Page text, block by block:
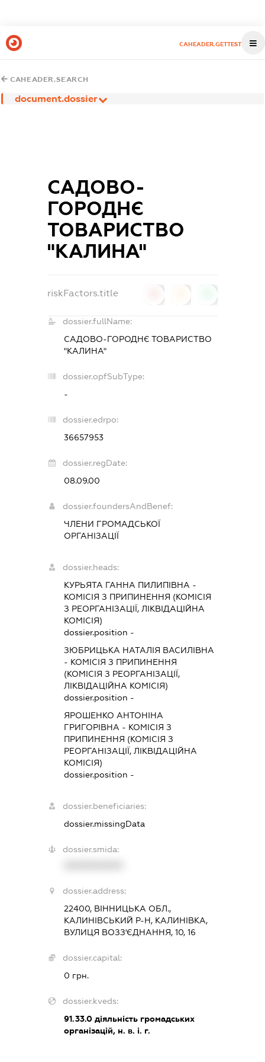
CAHEADER.GETTEST
CAHEADER.SEARCH
document.dossier
САДОВО-
ГОРОДНЄ
ТОВАРИСТВО
"КАЛИНА"
riskFactors.title
dossier.fullName:
САДОВО-ГОРОДНЄ ТОВАРИСТВО
"КАЛИНА"
dossier.opfSubType:
-
dossier.edrpo:
36657953
dossier.regDate:
08.09.00
dossier.foundersAndBenef:
ЧЛЕНИ ГРОМАДСЬКОЇ
ОРГАНІЗАЦІЇ
dossier.heads:
КУРЬЯТА ГАННА ПИЛИПІВНА -
КОМІСІЯ З ПРИПИНЕННЯ (КОМІСІЯ
З РЕОРГАНІЗАЦІЇ, ЛІКВІДАЦІЙНА
КОМІСІЯ)
dossier.position -
ЗЮБРИЦЬКА НАТАЛІЯ ВАСИЛІВНА
- КОМІСІЯ З ПРИПИНЕННЯ
(КОМІСІЯ З РЕОРГАНІЗАЦІЇ,
ЛІКВІДАЦІЙНА КОМІСІЯ)
dossier.position -
ЯРОШЕНКО АНТОНІНА
ГРИГОРІВНА - КОМІСІЯ З
ПРИПИНЕННЯ (КОМІСІЯ З
РЕОРГАНІЗАЦІЇ, ЛІКВІДАЦІЙНА
КОМІСІЯ)
dossier.position -
dossier.beneficiaries:
dossier.missingData
dossier.smida:
dossier.address:
22400, ВІННИЦЬКА ОБЛ.,
КАЛИНІВСЬКИЙ Р-Н, КАЛИНІВКА,
ВУЛИЦЯ ВОЗЗ'ЄДНАННЯ, 10, 16
dossier.capital:
0 грн.
dossier.kveds:
91.33.0 діяльність громадських
організацій, н. в. і. г.